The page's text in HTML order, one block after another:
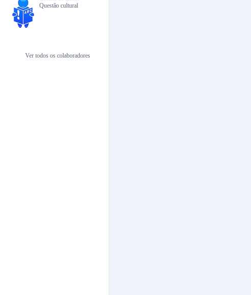
Questão cultural
Ver todos os colaboradores